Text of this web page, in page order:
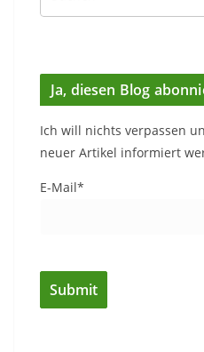
Ja, diesen Blog
Ich will nichts verpassen
neuer Artikel informiert
E-Mail*